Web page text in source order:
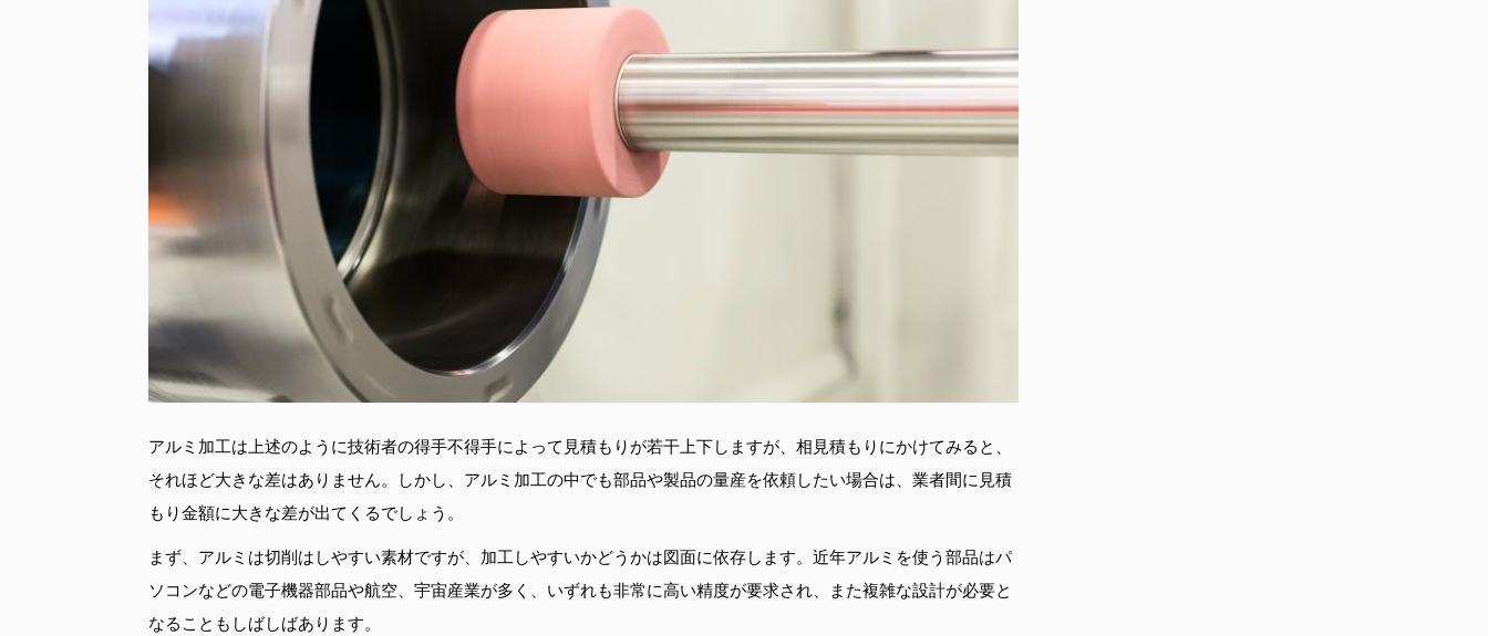
FOLLOW US:
アルミ加工は上述のように技術者の得手不得手によって見積もりが若干上下しますが、相見積もりにかけてみると、
それほど大きな差はありません。しかし、アルミ加工の中でも部品や製品の量産を依頼したい場合は、業者間に見積
もり金額に大きな差が出てくるでしょう。
まず、アルミは切削はしやすい素材ですが、加工しやすいかどうかは図面に依存します。近年アルミを使う部品はパ
ソコンなどの電子機器部品や航空、宇宙産業が多く、いずれも非常に高い精度が要求され、また複雑な設計が必要と
なることもしばしばあります。